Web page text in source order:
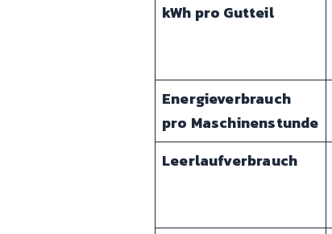
kWh pro Gutteil
Energieverbrauch
pro Maschinenstunde
Leerlaufverbrauch